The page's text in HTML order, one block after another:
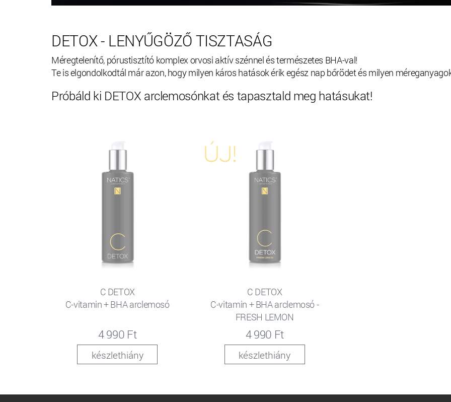
DETOX - LENYŰGÖZŐ TISZTASÁG
Méregtelenítő, pórustisztító komplex orvosi aktív szénnel és természetes BHA-val!
Te is elgondolkodtál már azon, hogy milyen káros hatások érik egész nap bőrödet és milyen
Próbáld ki DETOX arclemosónkat és tapasztald meg hatásukat!
C DETOX
C-vitamin + BHA arclemosó
4 990 Ft
készlethiány
C DETOX
C-vitamin + BHA arclemosó -
FRESH LEMON
4 990 Ft
készlethiány